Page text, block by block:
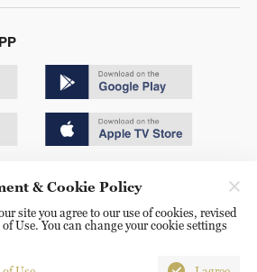
号
010-85061466
& Cookie Policy
site you agree to our use of cookies, revised
Use. You can change your cookie settings